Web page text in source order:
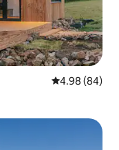
Meánrátáil
4.98 (84)